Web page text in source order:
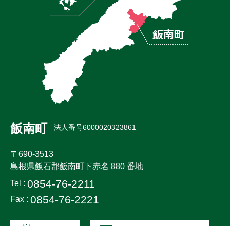
飯南町 法人番号6000020323861
〒690-3513
島根県飯石郡飯南町下赤名 880 番地
Tel : 0854-76-2211
Fax : 0854-76-2221